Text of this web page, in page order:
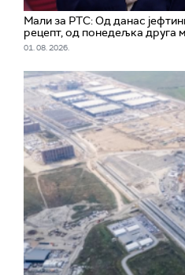
Мали за РТС: Од данас
рецепт, од понедељка друга
01. 08. 2026.